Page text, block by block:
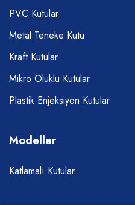
PVC Kutular
Metal Teneke Kutu
Kraft Kutular
Mikro Oluklu Kutular
Plastik Enjeksiyon Kutular
Modeller
Katlamalı Kutular